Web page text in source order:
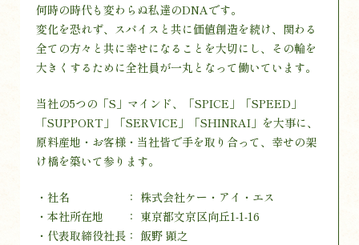
何時の時代も変わらぬ私達のDNAです。
変化を恐れず、スパイスと共に価値創造を続け、関わる
全ての方々と共に幸せになることを大切にし、その輪を
大きくするために全社員が一丸となって働いています。
当社の5つの「S」マインド、「SPICE」「SPEED」
「SUPPORT」「SERVICE」「SHINRAI」を大事に、
原料産地・お客様・当社皆で手を取り合って、幸せの架
け橋を築いて参ります。
・社名 ： 株式会社ケー・アイ・エス
・本社所在地 ： 東京都文京区向丘1-1-16
・代表取締役社長： 飯野 顕之